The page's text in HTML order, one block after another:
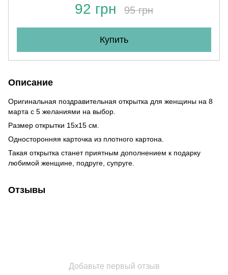
92 грн 95 грн
Купить
Описание
Оригинальная поздравительная открытка для женщины на 8
марта с 5 желаниями на выбор.
Размер открытки 15х15 см.
Односторонняя карточка из плотного картона.
Такая открытка станет приятным дополнением к подарку
любимой женщине, подруге, супруге.
Отзывы
Добавьте первый отзыв